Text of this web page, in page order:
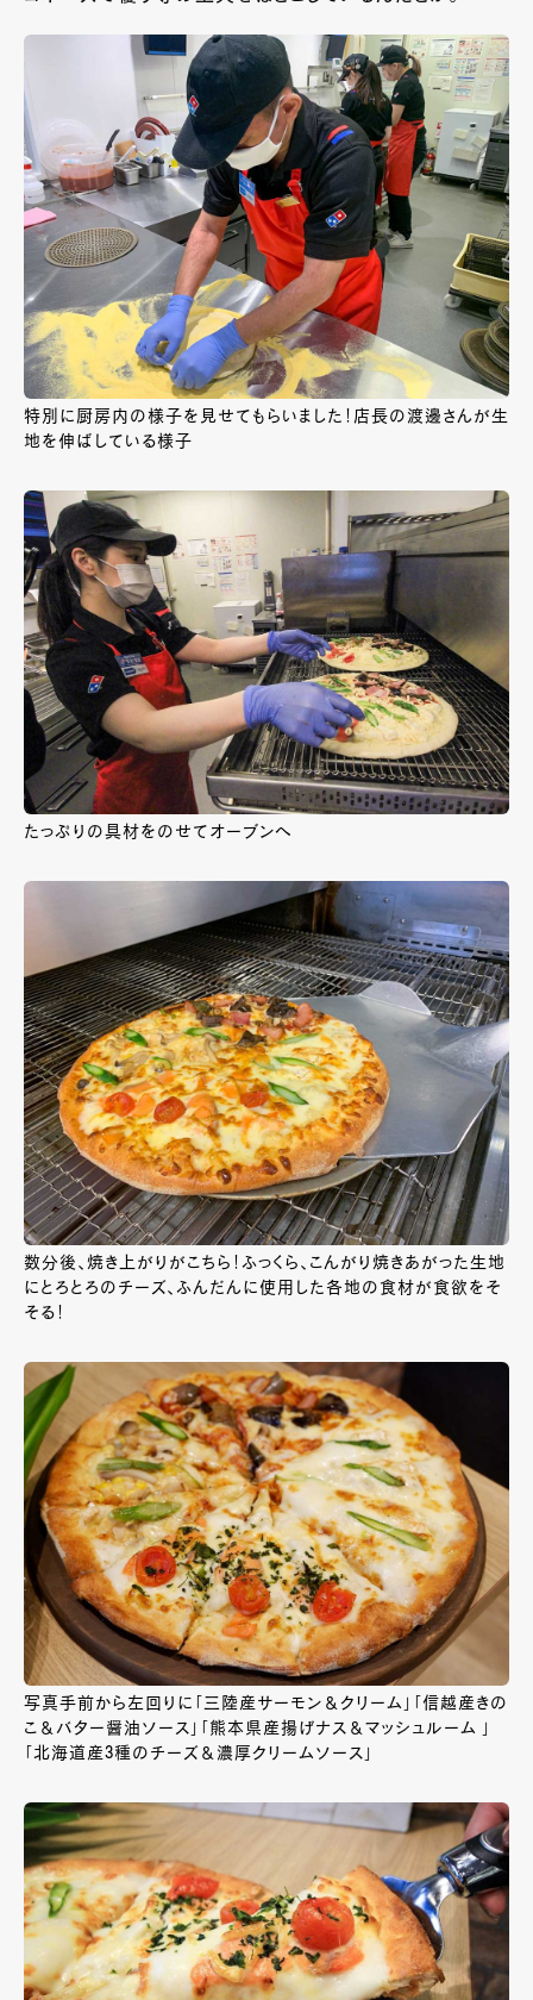
特別に厨房内の様子を見せてもらいました！店長の渡邊さんが生
地を伸ばしている様子
たっぷりの具材をのせてオーブンへ
数分後、焼き上がりがこちら！ふっくら、こんがり焼きあがった生地
にとろとろのチーズ、ふんだんに使用した各地の食材が食欲をそ
そる！
写真手前から左回りに「三陸産サーモン＆クリーム」「信越産きの
こ＆バター醤油ソース」「熊本県産揚げナス＆マッシュルーム 」
「北海道産3種のチーズ＆濃厚クリームソース」